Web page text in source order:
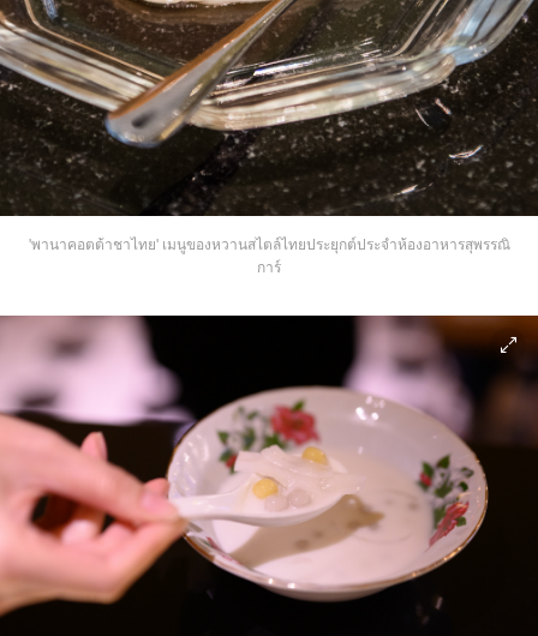
'พานาคอตต้าชาไทย' เมนูของหวานสไตล์ไทยประยุกต์ประจำห้องอาหารสุพรรณิ
การ์